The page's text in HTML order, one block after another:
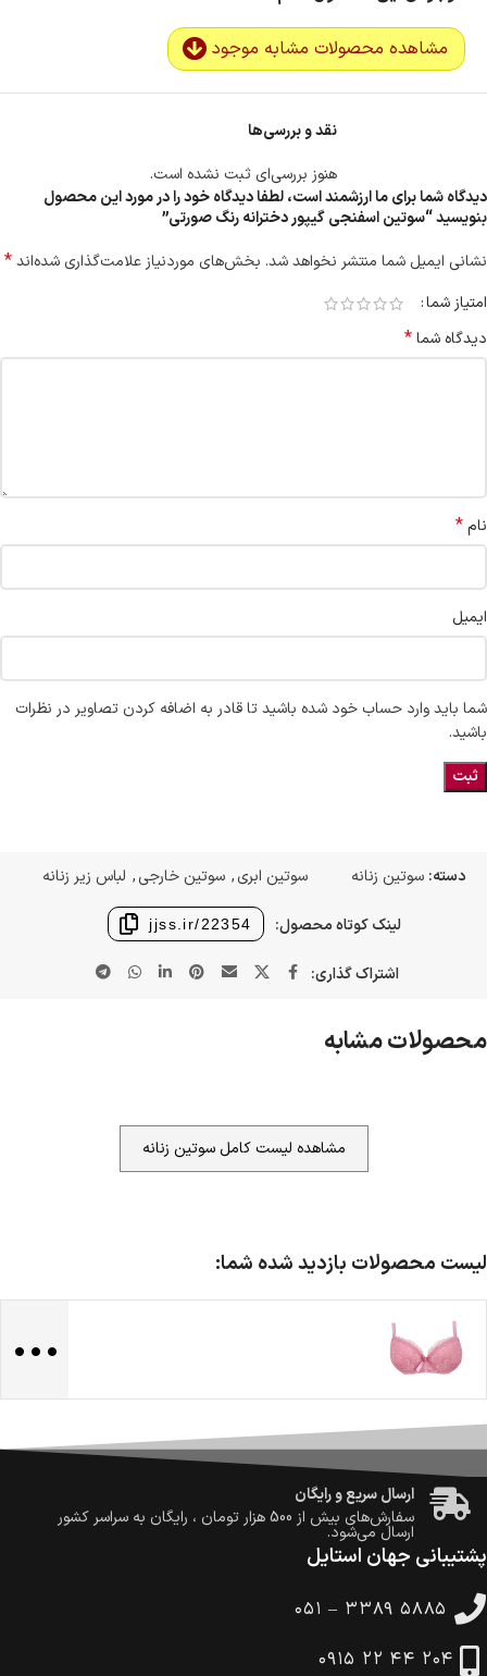
مشاهده محصولات مشابه موجود
نقد و بررسی‌ها
هنوز بررسی‌ای ثبت نشده است.
دیدگاه شما برای ما ارزشمند است، لطفا دیدگاه خود را در مورد این محصول
بنویسید “سوتین اسفنجی گیپور دخترانه رنگ صورتی”
نشانی ایمیل شما منتشر نخواهد شد. بخش‌های موردنیاز علامت‌گذاری شده‌اند*
امتیاز شما
دیدگاه شما*
نام*
ایمیل
شما باید وارد حساب خود شده باشید تا قادر به اضافه کردن تصاویر در نظرات
باشید.
دسته: سوتین زنانه سوتین ابری, سوتین خارجی, لباس زیر زنانه
لینک کوتاه محصول: jjss.ir/22354
اشتراک گذاری:
محصولات مشابه
مشاهده لیست کامل سوتین زنانه
لیست محصولات بازدید شده شما:
...
ضمانت اصالت کالا
گارانتی معتبر برای تمامی محصولات ارائه می‌شود.
ارسال سریع و رایگان
سفارش‌های بیش از 500 هزار تومان ، رایگان به سراسر کشور
ارسال می‌شود.
ضمانت بازگشت کالا
در هنگام خرید محصول، امکان انتخاب پرداخت در محل
وجود دارد.
پشتیبانی جهان استایل
۰۵۱ – ۳۳۸۹ ۵۸۸۵
۰۹۱۵ ۲۲ ۴۴ ۲۰۴